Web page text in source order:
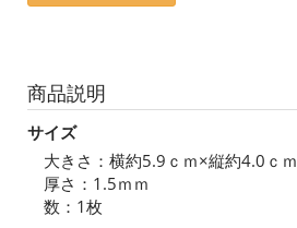
商品説明
サイズ
大きさ：横約5.9ｃｍ×縦約4.0ｃｍ
厚さ：1.5ｍｍ
数：1枚